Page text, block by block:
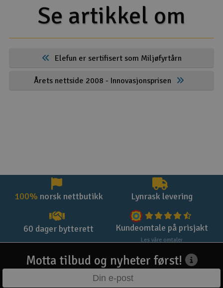
Se artikkel om
Elefun er sertifisert som Miljøfyrtårn
Årets nettside 2008 - Innovasjonsprisen
100% norsk nettbutikk Lynrask levering
60 dager bytterett Kundeomtale på prisjakt
Les våre omtaler
Motta tilbud og nyheter først!